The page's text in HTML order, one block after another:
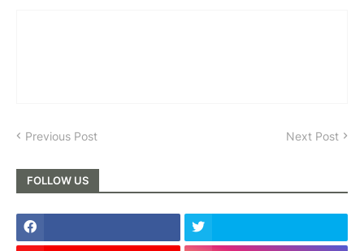
Previous Post Next Post
FOLLOW US